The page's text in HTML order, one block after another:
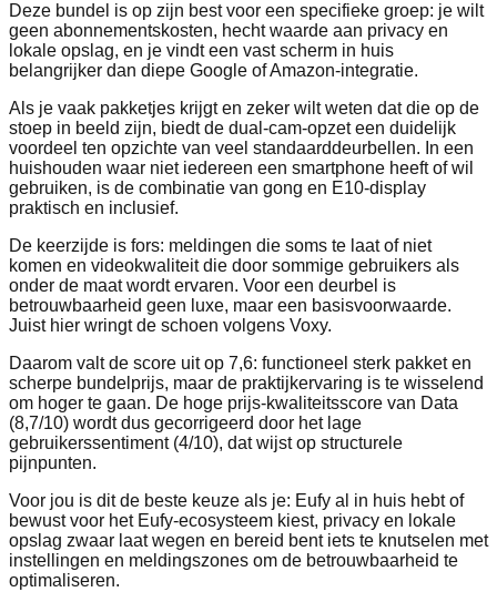
Deze bundel is op zijn best voor een specifieke groep: je wilt
geen abonnementskosten, hecht waarde aan privacy en
lokale opslag, en je vindt een vast scherm in huis
belangrijker dan diepe Google of Amazon‑integratie.
Als je vaak pakketjes krijgt en zeker wilt weten dat die op de
stoep in beeld zijn, biedt de dual‑cam‑opzet een duidelijk
voordeel ten opzichte van veel standaarddeurbellen. In een
huishouden waar niet iedereen een smartphone heeft of wil
gebruiken, is de combinatie van gong en E10‑display
praktisch en inclusief.
De keerzijde is fors: meldingen die soms te laat of niet
komen en videokwaliteit die door sommige gebruikers als
onder de maat wordt ervaren. Voor een deurbel is
betrouwbaarheid geen luxe, maar een basisvoorwaarde.
Juist hier wringt de schoen volgens Voxy.
Daarom valt de score uit op 7,6: functioneel sterk pakket en
scherpe bundelprijs, maar de praktijkervaring is te wisselend
om hoger te gaan. De hoge prijs‑kwaliteitsscore van Data
(8,7/10) wordt dus gecorrigeerd door het lage
gebruikerssentiment (4/10), dat wijst op structurele
pijnpunten.
Voor jou is dit de beste keuze als je: Eufy al in huis hebt of
bewust voor het Eufy‑ecosysteem kiest, privacy en lokale
opslag zwaar laat wegen en bereid bent iets te knutselen met
instellingen en meldingszones om de betrouwbaarheid te
optimaliseren.